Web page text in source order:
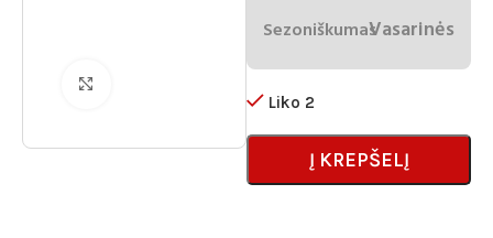
SezoniškumasVasarinės
Liko 2
Į KREPŠELĮ